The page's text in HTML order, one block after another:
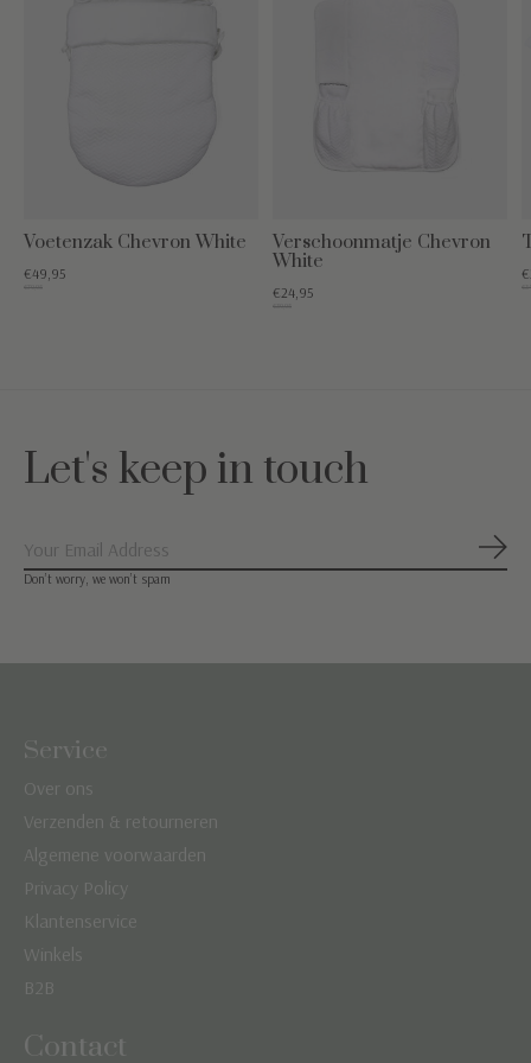
Voetenzak Chevron White
€49,95
€79,95
Verschoonmatje Chevron
White
€24,95
€39,95
Let's keep in touch
Don’t worry, we won’t spam
Service
Over ons
Verzenden & retourneren
Algemene voorwaarden
Privacy Policy
Klantenservice
Winkels
B2B
Contact